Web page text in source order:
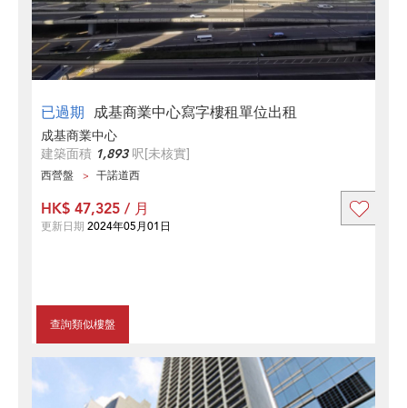
已過期 成基商業中心寫字樓租單位出租
成基商業中心
建築面積 1,893呎[未核實]
西營盤 干諾道西
查詢類似樓盤
HK$ 47,325 / 月
更新日期 2024年05月01日